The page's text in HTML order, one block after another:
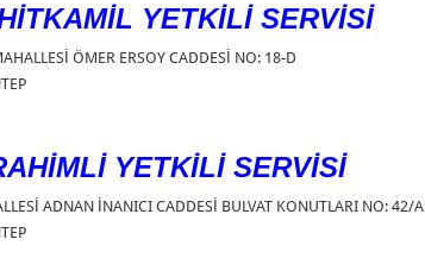
YETKİLİ SERVİSİ
ÖMER ERSOY CADDESİ NO: 18-D
YETKİLİ SERVİSİ
ADNAN İNANICI CADDESİ BULVAT KONUTLARI NO: 42/A